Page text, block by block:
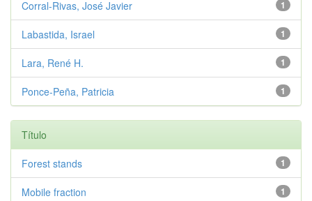
1
Corral-Rivas, José Javier
1
Labastida, Israel
1
Lara, René H.
1
Ponce-Peña, Patricia
Título
1
Forest stands
1
Mobile fraction